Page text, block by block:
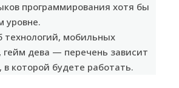
программирования хотя бы
уровне.
технологий, мобильных
дева — перечень зависит
которой будете работать.